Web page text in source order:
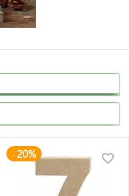
-20%